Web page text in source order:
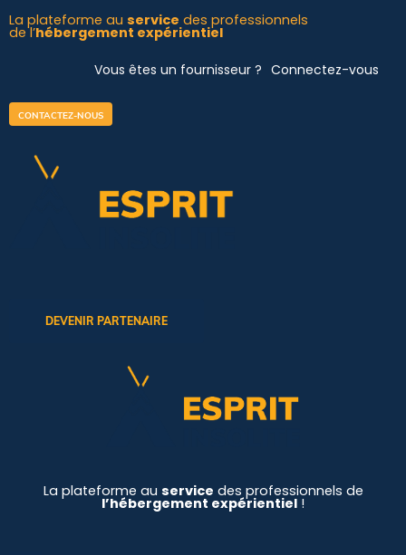
Aller
au
La plateforme au service des professionnels
de l’hébergement expérientiel
Vous êtes un fournisseur ? Connectez-vous
CONTACTEZ-NOUS
DEVENIR PARTENAIRE
La plateforme au service des professionnels de
l’hébergement expérientiel !